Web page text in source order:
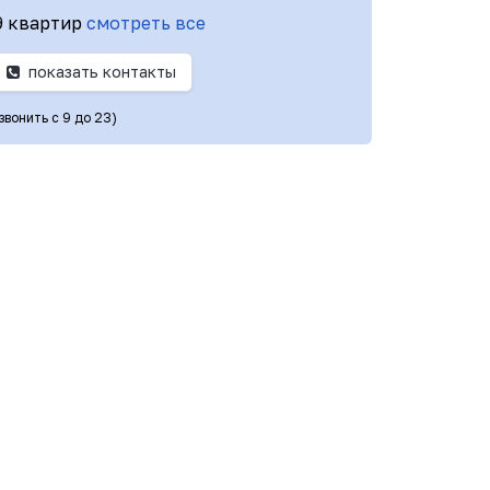
квартир смотреть все
показать контакты
с 9 до 23)